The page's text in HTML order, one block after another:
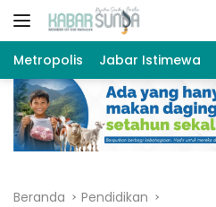
Langsung
Metropolis Jabar Istimewa
Beranda Pendidikan